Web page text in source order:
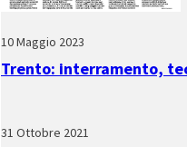
10 Maggio 2023
Trento: interramento,
31 Ottobre 2021